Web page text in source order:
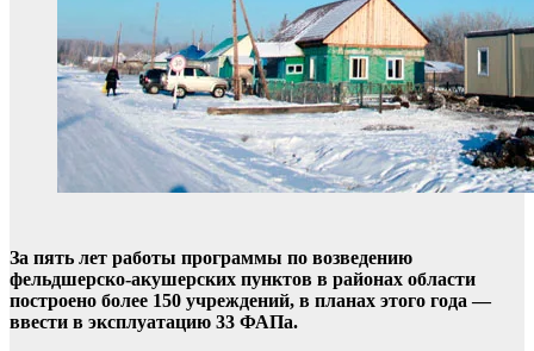
За пять лет работы программы по возведению
фельдшерско-акушерских пунктов в районах области
построено более 150 учреждений, в планах этого года —
ввести в эксплуатацию 33 ФАПа.